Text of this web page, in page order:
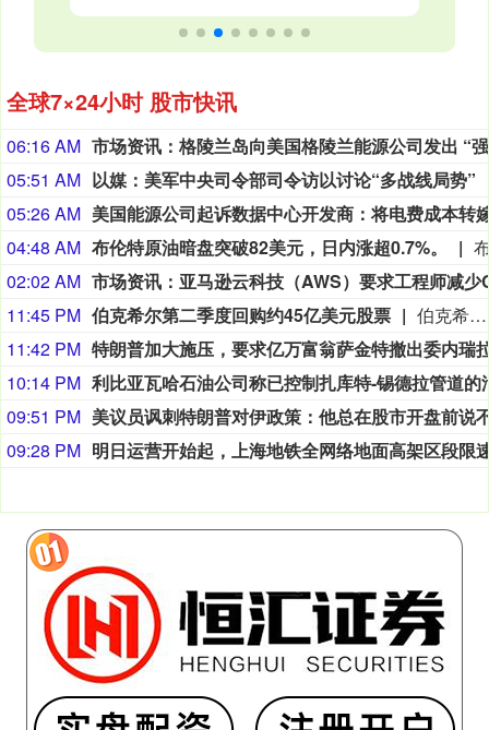
全球7×24小时 股市快讯
06:16 AM
05:51 AM 以媒：美军中央司令部司令访以讨论“多战线局势”
05:26 AM
04:48 AM 布伦特原油暗盘突破82美元，日内涨超0.7%。
02:02 AM
11:45 PM 伯克希尔第二季度回购约45亿美元股票
伯克希尔第二季度斥资约45亿美元回购自身股票，并在期内买入近200亿美元股票，显示首席执行官阿贝尔正将公司庞大的现金储备更多投入市场。 伯克希尔第一季度开始回购股票，为一年多来的首次。阿贝尔今年早些时候表示，公司重新启动回购，是因为管理层认为股票的“内在价值”高于其市场价格。 CFRA Research分析师Cathy Seifert表示：“投资者会受到回购举措的鼓舞。这也是Greg接掌公司并彰显其主导地位的一种方式。” 此次股票回购为股东带来了自2021年以来规模最大的季度资本回报。伯克希尔第二季度现金储备降至3655亿美元，低于前一季度的约3970亿美元。
11:42 PM
10:14 PM
09:51 PM
09:28 PM